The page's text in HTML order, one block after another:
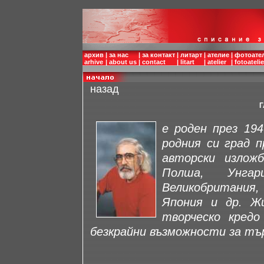
архив
arhive
|
|
за нас
about us
|
|
за контакт
contact
|
|
литарт
litart
|
|
ателие
atelier
|
|
назад
е роден през
родния си град
авторски
Полша,
Япония и др.
творческо
безкрайни възможности за